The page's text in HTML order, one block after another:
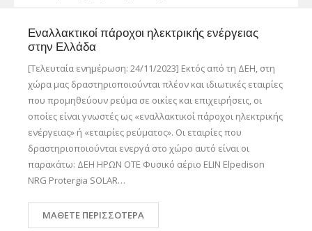
ΥΠΗΡΕΣΙΕΣ
ΕΠΙΚΟΙΝΩΝΙΑ
Εναλλακτικοί πάροχοι ηλεκτρικής ενέργειας
στην Ελλάδα
[Τελευταία ενημέρωση: 24/11/2023] Εκτός από τη ΔΕΗ, στη
χώρα μας δραστηριοποιούνται πλέον και ιδιωτικές εταιρίες
που προμηθεύουν ρεύμα σε οικίες και επιχειρήσεις, οι
οποίες είναι γνωστές ως «εναλλακτικοί πάροχοι ηλεκτρικής
ενέργειας» ή «εταιρίες ρεύματος». Οι εταιρίες που
δραστηριοποιούνται ενεργά στο χώρο αυτό είναι οι
παρακάτω: ΔΕΗ ΗΡΩΝ ΟΤΕ Φυσικό αέριο ELIN Elpedison
NRG Protergia SOLAR…
ΜΆΘΕΤΕ ΠΕΡΙΣΣΌΤΕΡΑ